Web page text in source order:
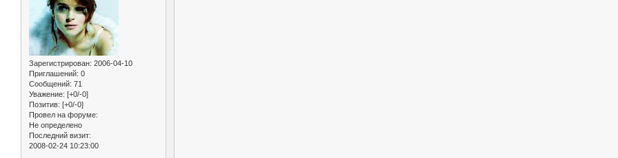
Зарегистрирован: 2006-04-10
Приглашений: 0
Сообщений: 71
Уважение: [+0/-0]
Позитив: [+0/-0]
Провел на форуме:
Не определено
Последний визит:
2008-02-24 10:23:00